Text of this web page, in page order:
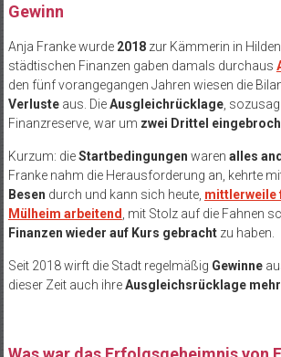
Gewinn
Anja Franke wurde 2018zur Kämmerin in Hilden
städtischen Finanzen gaben damals durchaus
den fünf vorangegangen Jahren wiesen die
Verlusteaus. DieAusgleichrücklage,
Finanzreserve, war um zwei Drittel
Kurzum: dieStartbedingungen waren alles
Franke nahm die Herausforderung an, kehrte
Besen durch und kann sich heute, mittlerweile
Mülheim arbeitend
, mit Stolz auf die Fahnen
Finanzen wieder auf Kurs gebrachtzu haben.
Seit 2018 wirft die Stadt regelmäßig Gewinne
dieser Zeit auch ihreAusgleichsrücklage